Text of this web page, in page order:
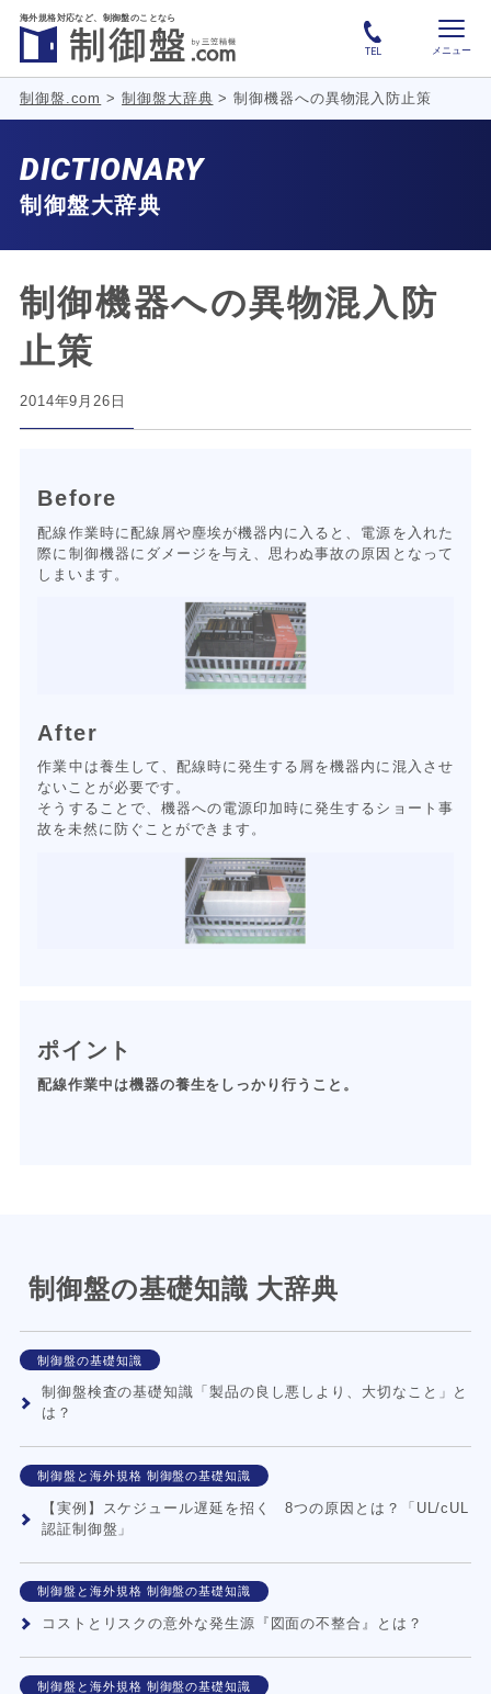
海外規格対応など、 制御盤のことなら
TEL メニュー
制御盤.com >制御盤大辞典 >制御機器への異物混入防止策
DICTIONARY
制御盤大辞典
制御機器への異物混入防
止策
2014年9月26日
Before
配線作業時に配線屑や塵埃が機器内に入ると、電源を入れた
際に制御機器にダメージを与え、思わぬ事故の原因となって
しまいます。
After
作業中は養生して、配線時に発生する屑を機器内に混入させ
ないことが必要です。
そうすることで、機器への電源印加時に発生するショート事
故を未然に防ぐことができます。
ポイント
配線作業中は機器の養生をしっかり行うこと。
制御盤の基礎知識 大辞典
制御盤の基礎知識
制御盤検査の基礎知識「製品の良し悪しより、大切なこと」と
は？
制御盤と海外規格 制御盤の基礎知識
【実例】スケジュール遅延を招く 8つの原因とは？「UL/cUL
認証制御盤」
制御盤と海外規格 制御盤の基礎知識
コストとリスクの意外な発生源『図面の不整合』とは？
制御盤と海外規格 制御盤の基礎知識